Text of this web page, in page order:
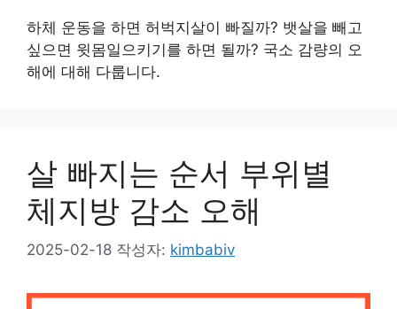
하체 운동을 하면 허벅지살이 빠질까? 뱃살을 빼고
싶으면 윗몸일으키기를 하면 될까? 국소 감량의 오
해에 대해 다룹니다.
살 빠지는 순서 부위별
체지방 감소 오해
2025-02-18 작성자: kimbabiv